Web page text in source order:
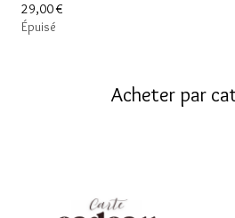
29,00€
Épuisé
Acheter par